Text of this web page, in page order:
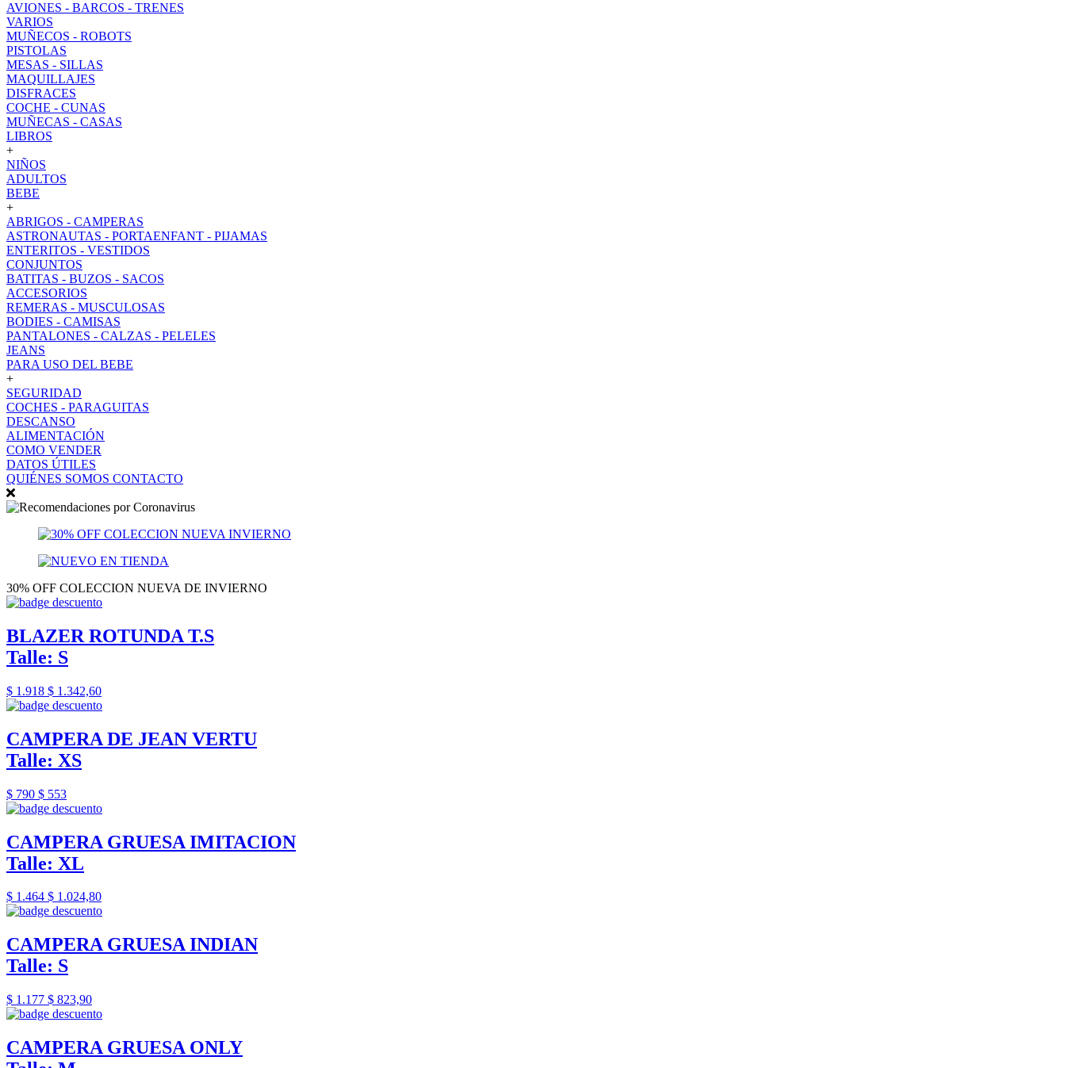
AVIONES - BARCOS - TRENES
VARIOS
MUÑECOS - ROBOTS
PISTOLAS
MESAS - SILLAS
MAQUILLAJES
DISFRACES
COCHE - CUNAS
MUÑECAS - CASAS
LIBROS
+
NIÑOS
ADULTOS
BEBE
+
ABRIGOS - CAMPERAS
ASTRONAUTAS - PORTAENFANT - PIJAMAS
ENTERITOS - VESTIDOS
CONJUNTOS
BATITAS - BUZOS - SACOS
ACCESORIOS
REMERAS - MUSCULOSAS
BODIES - CAMISAS
PANTALONES - CALZAS - PELELES
JEANS
PARA USO DEL BEBE
+
SEGURIDAD
COCHES - PARAGUITAS
DESCANSO
ALIMENTACIÓN
COMO VENDER
DATOS ÚTILES
QUIÉNES SOMOS CONTACTO
30% OFF COLECCION NUEVA DE INVIERNO
BLAZER ROTUNDA T.S
Talle: S
$ 1.918 $ 1.342,60
CAMPERA DE JEAN VERTU
Talle: XS
$ 790 $ 553
CAMPERA GRUESA IMITACION
Talle: XL
$ 1.464 $ 1.024,80
CAMPERA GRUESA INDIAN
Talle: S
$ 1.177 $ 823,90
CAMPERA GRUESA ONLY